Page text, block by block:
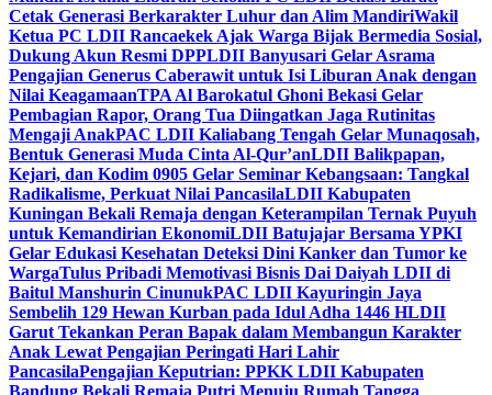
Cetak Generasi Berkarakter Luhur dan Alim MandiriWakil
Ketua PC LDII Rancaekek Ajak Warga Bijak Bermedia Sosial,
Dukung Akun Resmi DPPLDII Banyusari Gelar Asrama
Pengajian Generus Caberawit untuk Isi Liburan Anak dengan
Nilai KeagamaanTPA Al Barokatul Ghoni Bekasi Gelar
Pembagian Rapor, Orang Tua Diingatkan Jaga Rutinitas
Mengaji AnakPAC LDII Kaliabang Tengah Gelar Munaqosah,
Bentuk Generasi Muda Cinta Al-Qur’anLDII Balikpapan,
Kejari, dan Kodim 0905 Gelar Seminar Kebangsaan: Tangkal
Radikalisme, Perkuat Nilai PancasilaLDII Kabupaten
Kuningan Bekali Remaja dengan Keterampilan Ternak Puyuh
untuk Kemandirian EkonomiLDII Batujajar Bersama YPKI
Gelar Edukasi Kesehatan Deteksi Dini Kanker dan Tumor ke
WargaTulus Pribadi Memotivasi Bisnis Dai Daiyah LDII di
Baitul Manshurin CinunukPAC LDII Kayuringin Jaya
Sembelih 129 Hewan Kurban pada Idul Adha 1446 HLDII
Garut Tekankan Peran Bapak dalam Membangun Karakter
Anak Lewat Pengajian Peringati Hari Lahir
PancasilaPengajian Keputrian: PPKK LDII Kabupaten
Bandung Bekali Remaja Putri Menuju Rumah Tangga